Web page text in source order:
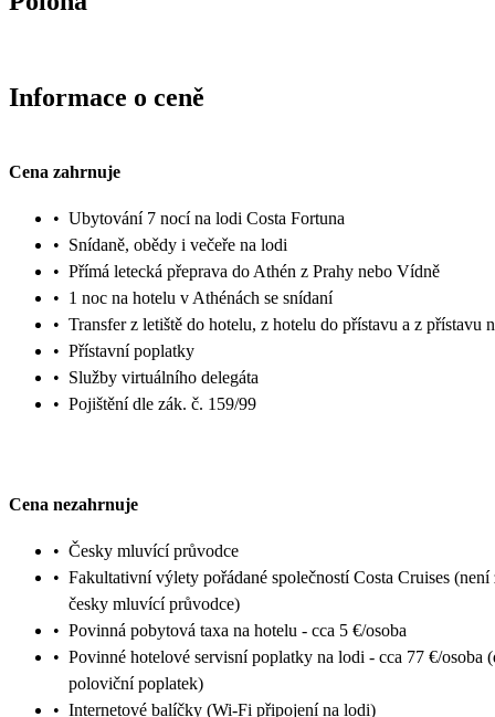
Informace o ceně
Cena zahrnuje
• Ubytování 7 nocí na lodi Costa Fortuna
• Snídaně, obědy i večeře na lodi
• Přímá letecká přeprava do Athén z Prahy nebo Vídně
• 1 noc na hotelu v Athénách se snídaní
• Transfer z letiště do hotelu, z hotelu do přístavu a z přístavu
• Přístavní poplatky
• Služby virtuálního delegáta
• Pojištění dle zák. č. 159/99
Cena nezahrnuje
• Česky mluvící průvodce
• Fakultativní výlety pořádané společností Costa Cruises (není
česky mluvící průvodce)
• Povinná pobytová taxa na hotelu - cca 5 €/osoba
• Povinné hotelové servisní poplatky na lodi - cca 77 €/osoba
poloviční poplatek)
• Internetové balíčky (Wi-Fi připojení na lodi)